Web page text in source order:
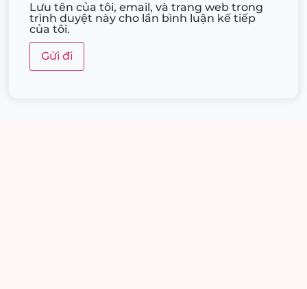
Lưu tên của tôi, email, và trang web trong
trình duyệt này cho lần bình luận kế tiếp
của tôi.